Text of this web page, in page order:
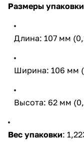
Размеры упаковки
Длина: 107 мм
Ширина: 106 мм
Высота: 62 мм
Вес упаковки: